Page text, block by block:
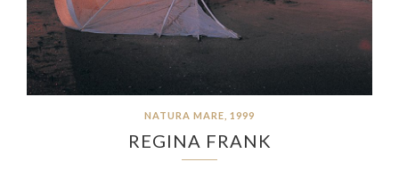
NATURA MARE, 1999
REGINA FRANK